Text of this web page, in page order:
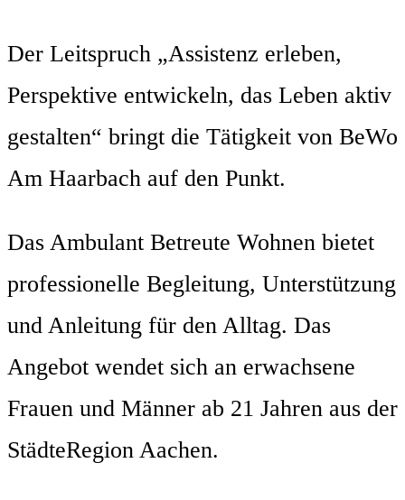
Der Leitspruch „Assistenz erleben,
Perspektive entwickeln, das Leben aktiv
gestalten“ bringt die Tätigkeit von BeWo
Am Haarbach auf den Punkt.
Das Ambulant Betreute Wohnen bietet
professionelle Begleitung, Unterstützung
und Anleitung für den Alltag. Das
Angebot wendet sich an erwachsene
Frauen und Männer ab 21 Jahren aus der
StädteRegion Aachen.